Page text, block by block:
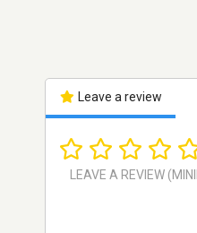
Leave a review